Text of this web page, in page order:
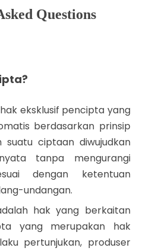
Questions
eksklusif pencipta yang
berdasarkan prinsip
suatu ciptaan diwujudkan
tanpa mengurangi
dengan ketentuan
undangan.
hak yang berkaitan
yang merupakan hak
pertunjukan, produser